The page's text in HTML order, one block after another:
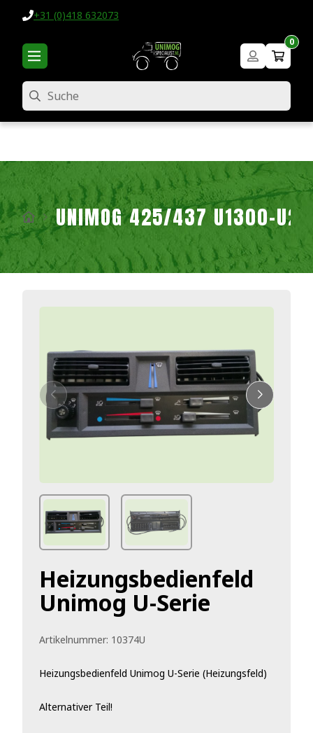
+31 (0)418 632073
0
Suche
UNIMOG 425/437 U1300-
Heizungsbedienfeld
Unimog U-Serie
Artikelnummer: 10374U
Heizungsbedienfeld Unimog U-Serie (Heizungsfeld)
Alternativer Teil!